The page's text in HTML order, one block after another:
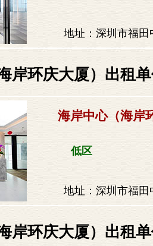
地址：深圳市福田
岸环庆大厦）出租
海岸中心（海岸
低区
地址：深圳市福田
岸环庆大厦）出租